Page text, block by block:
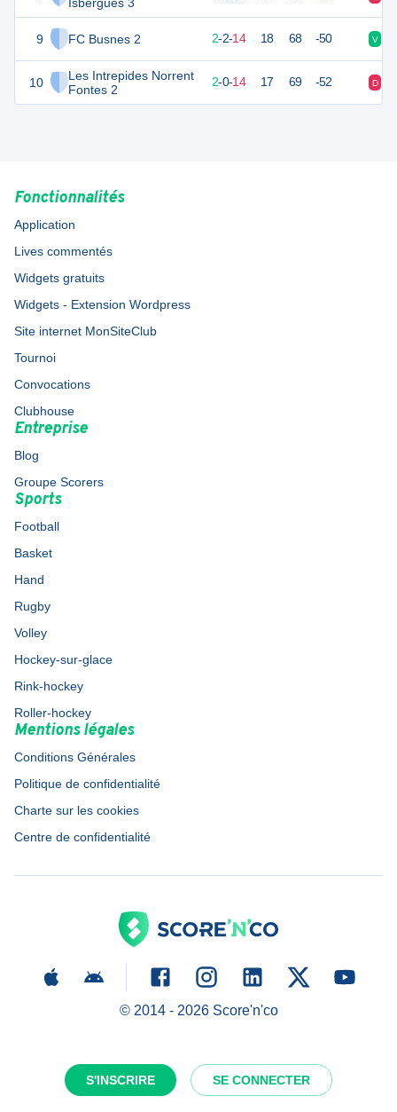
S'INSCRIRE SE CONNECTER
9 FC Busnes 2
10
Les Intrepides Norrent
Fontes 2
2-2-14 18 68 -50 V
4 18 2-0-14 17 69 -52 D
Fonctionnalités
Application
Lives commentés
Widgets gratuits
Widgets - Extension Wordpress
Site internet MonSiteClub
Tournoi
Convocations
Clubhouse
Entreprise
Blog
Groupe Scorers
Sports
Football
Basket
Hand
Rugby
Volley
Hockey-sur-glace
Rink-hockey
Roller-hockey
Mentions légales
Conditions Générales
Politique de confidentialité
Charte sur les cookies
Centre de confidentialité
© 2014 - 2026Score'n'co